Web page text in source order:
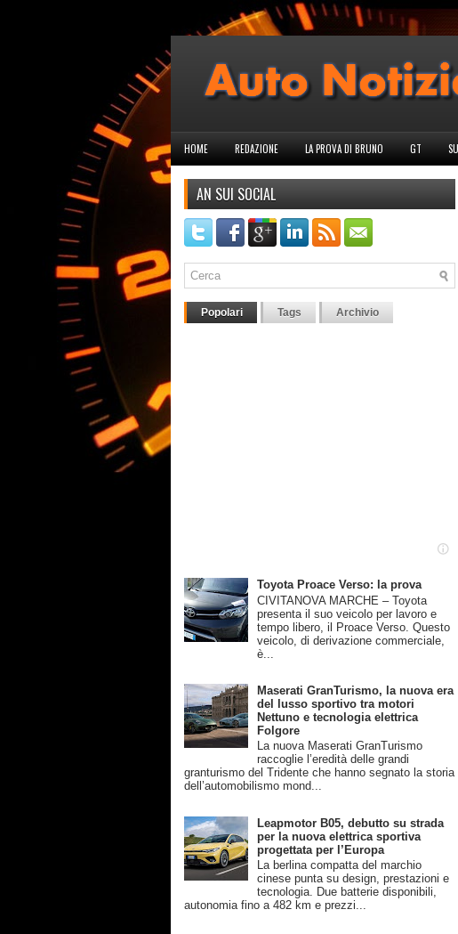
HOME REDAZIONE LA PROVA DI BRUNO GT
AN SUI SOCIAL
Popolari Tags Archivio
Toyota Proace Verso: la prova
CIVITANOVA MARCHE – Toyota
presenta il suo veicolo per lavoro e
tempo libero, il Proace Verso. Questo
veicolo, di derivazione commerciale,
è...
Maserati GranTurismo, la nuova era
del lusso sportivo tra motori
Nettuno e tecnologia elettrica
Folgore
La nuova Maserati GranTurismo
raccoglie l’eredità delle grandi
granturismo del Tridente che hanno segnato la storia
dell’automobilismo mond...
Leapmotor B05, debutto su strada
per la nuova elettrica sportiva
progettata per l’Europa
La berlina compatta del marchio
cinese punta su design, prestazioni e
tecnologia. Due batterie disponibili,
autonomia fino a 482 km e prezzi...